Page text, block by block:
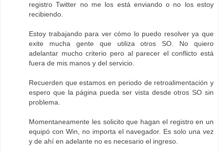
registro Twitter no me los está enviando o no los estoy
recibiendo.
Estoy trabajando para ver cómo lo puedo resolver ya que
exite mucha gente que utiliza otros SO. No quiero
adelantar mucho criterio pero al parecer el conflicto está
fuera de mis manos y del servicio.
Recuerden que estamos en periodo de retroalimentación y
espero que la página pueda ser vista desde otros SO sin
problema.
Momentaneamente les solicito que hagan el registro en un
equipó con Win, no importa el navegador. Es solo una vez
y de ahí en adelante no es necesario el ingreso.